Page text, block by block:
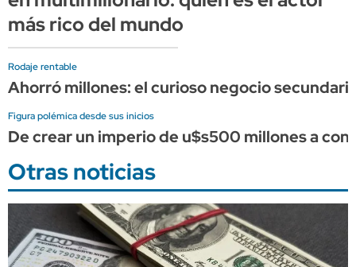
más rico del mundo
Rodaje rentable
Ahorró millones: el curioso negocio
Figura polémica desde sus inicios
De crear un imperio de u$s500 millones a
Otras noticias